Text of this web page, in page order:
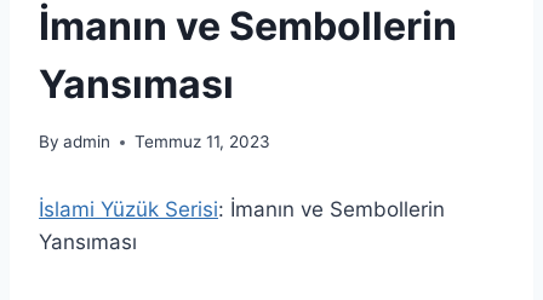
İmanın ve Sembollerin
Yansıması
By admin Temmuz 11, 2023
İslami Yüzük Serisi: İmanın ve Sembollerin
Yansıması